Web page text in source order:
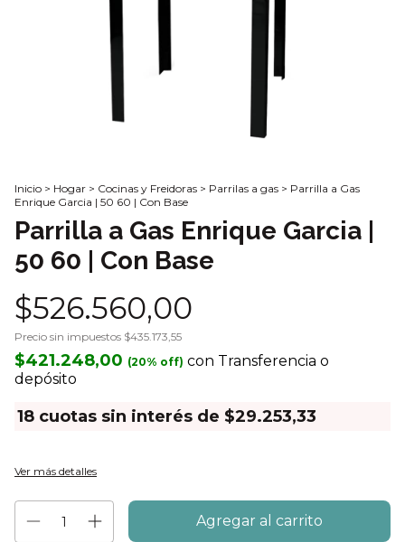
Inicio > Hogar > Cocinas y Freidoras > Parrilas a gas > Parrilla a Gas
Enrique Garcia | 50 60 | Con Base
Parrilla a Gas Enrique Garcia |
50 60 | Con Base
$526.560,00
Precio sin impuestos $435.173,55
$421.248,00 con Transferencia o
depósito
18 cuotas sin interés de $29.253,33
Ver más detalles